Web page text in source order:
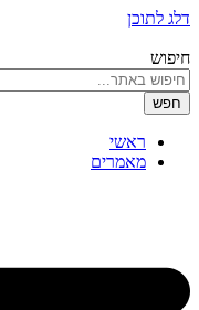
דלג לתוכן
חיפוש
חפש
ראשי
מאמרים